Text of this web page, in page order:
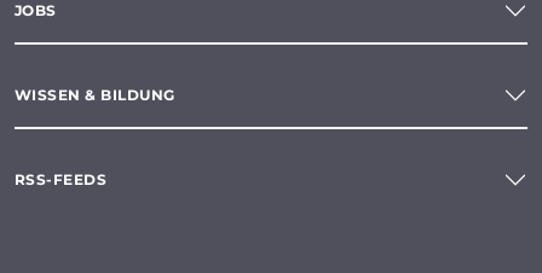
JOBS
WISSEN & BILDUNG
RSS-FEEDS